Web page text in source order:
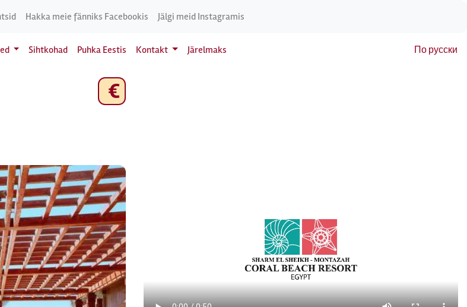
Hakka meie fänniks Facebookis Jälgi meid Instagramis
Sihtkohad Puhka Eestis Kontakt Järelmaks По русски
€